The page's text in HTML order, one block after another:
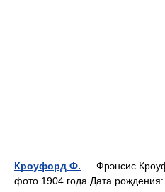
Кроуфорд Ф. — Фрэнсис
фото 1904 года Дата